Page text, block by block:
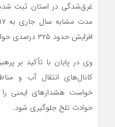
غرق‌شدگی در استان ثبت
افزایش حدود ۳۲۵ درصدی حوادث غرق‌شدگی است.
وی در پایان با تأکید بر
کانال‌های انتقال آب و
خواست هشدارهای ایمنی را
حوادث تلخ جلوگیری شود.